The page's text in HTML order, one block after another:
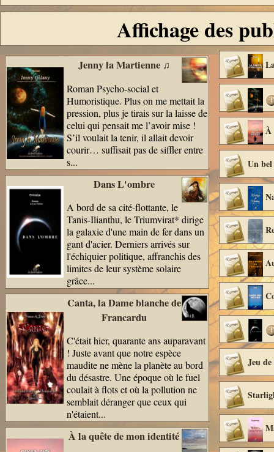
Affichage des
Jenny la Martienne ♫
Roman Psycho-social et
Humoristique. Plus on me mettait la
pression, plus je tirais sur la laisse de
celui qui pensait me l’avoir mise !
S’il voulait la tenir, il allait devoir
courir… suffisait pas de siffler entre
s...
Dans L'ombre
A bord de sa cité-flottante, le
Tanis-Ilianthu, le Triumvirat* dirige
la galaxie d'une main de fer dans un
gant d'acier. Derniers arrivés sur
l'échiquier politique, affranchis des
limites de leur système solaire
grâce...
Canta, la Dame blanche de
Francardu
C'était hier, quarante ans auparavant
! Juste avant que notre espèce
maudite ne mène la planète au bord
du désastre. Une époque où le fuel
coulait à flots et où la pollution ne
semblait déranger que ceux qui
n'étaient...
À la quête de mon identité
À
Un
Jeu